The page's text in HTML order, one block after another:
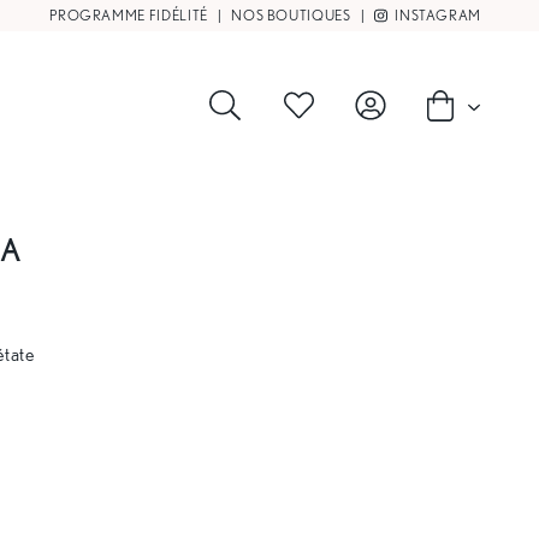
PROGRAMME FIDÉLITÉ | NOS BOUTIQUES | INSTAGRAM